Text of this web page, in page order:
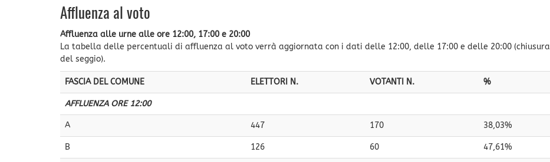
Affluenza al voto
Affluenza alle urne alle ore 12:00, 17:00 e 20:00
La tabella delle percentuali di affluenza al voto verrà aggiornata con i dati delle 12:00, delle 17:00 e delle 20:00 (chiusura
del seggio).
FASCIA DEL COMUNE ELETTORI N. VOTANTI N. %
AFFLUENZA ORE 12:00
A 447 170 38,03%
B 126 60 47,61%